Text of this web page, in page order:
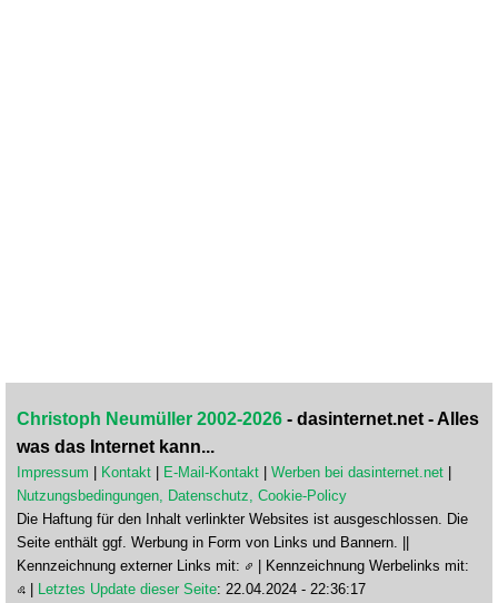
Christoph Neumüller 2002-2026 - dasinternet.net - Alles
was das Internet kann...
Impressum Kontakt E-Mail-Kontakt Werben bei dasinternet.net
Nutzungsbedingungen, Datenschutz, Cookie-Policy
Die Haftung für den Inhalt verlinkter Websites ist ausgeschlossen. Die
Seite enthält ggf. Werbung in Form von Links und Bannern. ||
Kennzeichnung externer Links mit:
| Kennzeichnung Werbelinks mit:
Letztes Update dieser Seite: 22.04.2024 - 22:36:17